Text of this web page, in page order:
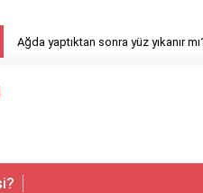
Ağda yaptıktan sonra yüz yıkanır